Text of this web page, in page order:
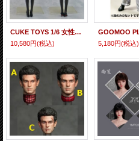
CUKE TOYS 1/6 女性フィギュア用 服 Suit Baby Set MA-054 *予約
10,580円(税込)
5,180円(税込)